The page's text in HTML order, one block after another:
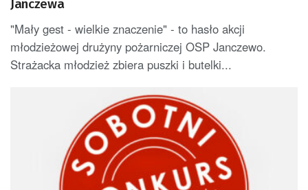
Janczewa
"Mały gest - wielkie znaczenie" - to hasło akcji
młodzieżowej drużyny pożarniczej OSP Janczewo.
Strażacka młodzież zbiera puszki i butelki...